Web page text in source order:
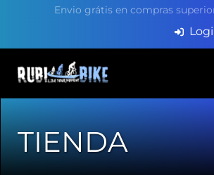
Envio grátis en compras
Productos
TIENDA